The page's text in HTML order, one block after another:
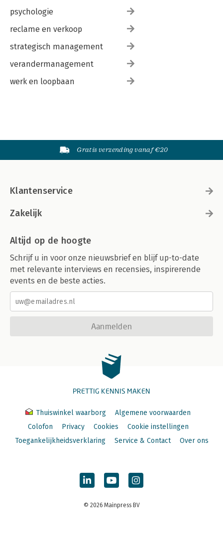
psychologie
reclame en verkoop
strategisch management
verandermanagement
werk en loopbaan
Gratis verzending vanaf €20
Klantenservice
Zakelijk
Altijd op de hoogte
Schrijf u in voor onze nieuwsbrief en blijf up-to-date
met relevante interviews en recensies, inspirerende
events en de beste acties.
Aanmelden
PRETTIG KENNIS MAKEN
Thuiswinkel waarborg
Algemene voorwaarden
Colofon
Privacy Cookies
Cookie instellingen
Toegankelijkheidsverklaring
Service & Contact Over ons
© 2026 Mainpress BV